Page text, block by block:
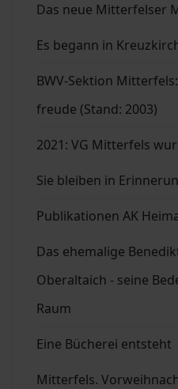
Das neue Mitterfelser
Es begann in
BWV-Sektion
freude (Stand: 2003)
2021: VG Mitterfels
Sie bleiben in
Publikationen AK
Das ehemalige
Oberaltaich - seine
Raum
Eine Bücherei entsteht
Mitterfels.